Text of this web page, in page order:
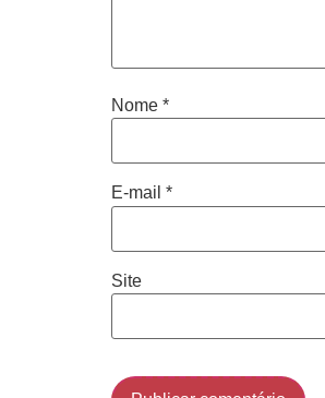
Nome *
E-mail *
Site